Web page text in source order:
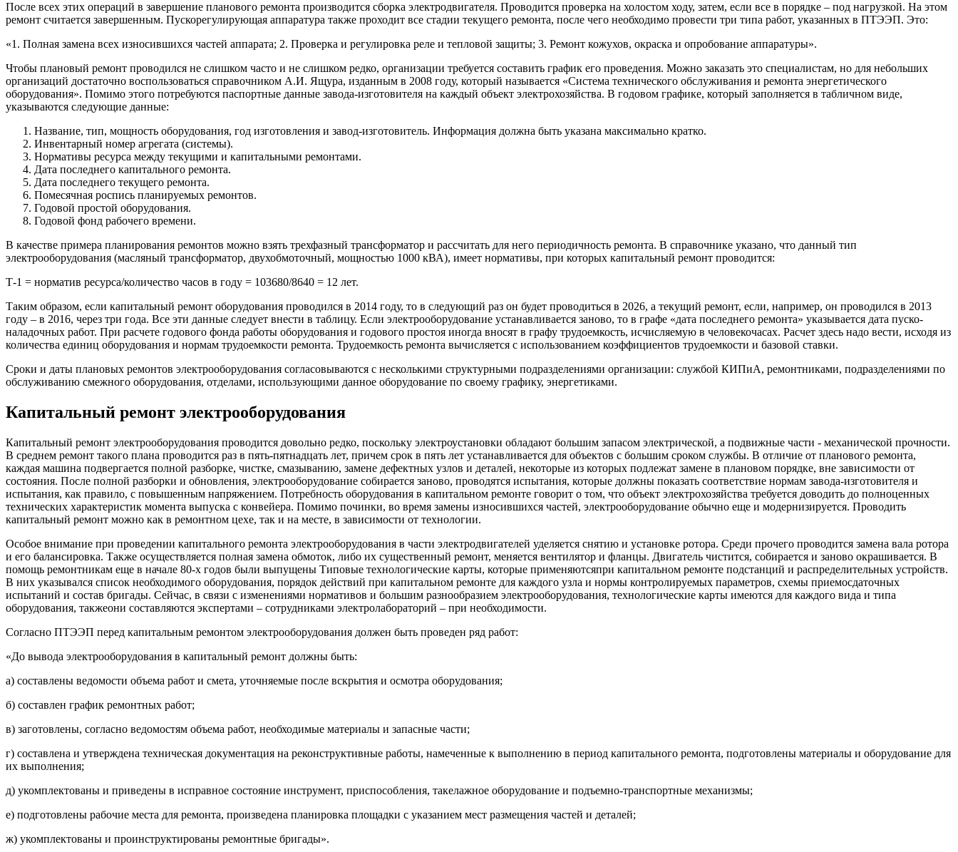
После всех этих операций в завершение планового ремонта производится сборка электродвигателя. Проводится проверка на холостом ходу, затем, если все в порядке – под нагрузкой. На этом
ремонт считается завершенным. Пускорегулирующая аппаратура также проходит все стадии текущего ремонта, после чего необходимо провести три типа работ, указанных в ПТЭЭП. Это:
«1. Полная замена всех износившихся частей аппарата; 2. Проверка и регулировка реле и тепловой защиты; 3. Ремонт кожухов, окраска и опробование аппаратуры».
Чтобы плановый ремонт проводился не слишком часто и не слишком редко, организации требуется составить график его проведения. Можно заказать это специалистам, но для небольших
организаций достаточно воспользоваться справочником А.И. Ящура, изданным в 2008 году, который называется «Система технического обслуживания и ремонта энергетического
оборудования». Помимо этого потребуются паспортные данные завода-изготовителя на каждый объект электрохозяйства. В годовом графике, который заполняется в табличном виде,
указываются следующие данные:
Название, тип, мощность оборудования, год изготовления и завод-изготовитель. Информация должна быть указана максимально кратко.
Инвентарный номер агрегата (системы).
Нормативы ресурса между текущими и капитальными ремонтами.
Дата последнего капитального ремонта.
Дата последнего текущего ремонта.
Помесячная роспись планируемых ремонтов.
Годовой простой оборудования.
Годовой фонд рабочего времени.
В качестве примера планирования ремонтов можно взять трехфазный трансформатор и рассчитать для него периодичность ремонта. В справочнике указано, что данный тип
электрооборудования (масляный трансформатор, двухобмоточный, мощностью 1000 кВА), имеет нормативы, при которых капитальный ремонт проводится:
Т-1 = норматив ресурса/количество часов в году = 103680/8640 = 12 лет.
Таким образом, если капитальный ремонт оборудования проводился в 2014 году, то в следующий раз он будет проводиться в 2026, а текущий ремонт, если, например, он проводился в 2013
году – в 2016, через три года. Все эти данные следует внести в таблицу. Если электрооборудование устанавливается заново, то в графе «дата последнего ремонта» указывается дата пуско-
наладочных работ. При расчете годового фонда работы оборудования и годового простоя иногда вносят в графу трудоемкость, исчисляемую в человекочасах. Расчет здесь надо вести, исходя из
количества единиц оборудования и нормам трудоемкости ремонта. Трудоемкость ремонта вычисляется с использованием коэффициентов трудоемкости и базовой ставки.
Сроки и даты плановых ремонтов электрооборудования согласовываются с несколькими структурными подразделениями организации: службой КИПиА, ремонтниками, подразделениями по
обслуживанию смежного оборудования, отделами, использующими данное оборудование по своему графику, энергетиками.
Капитальный ремонт электрооборудования
Капитальный ремонт электрооборудования проводится довольно редко, поскольку электроустановки обладают большим запасом электрической, а подвижные части - механической прочности.
В среднем ремонт такого плана проводится раз в пять-пятнадцать лет, причем срок в пять лет устанавливается для объектов с большим сроком службы. В отличие от планового ремонта,
каждая машина подвергается полной разборке, чистке, смазыванию, замене дефектных узлов и деталей, некоторые из которых подлежат замене в плановом порядке, вне зависимости от
состояния. После полной разборки и обновления, электрооборудование собирается заново, проводятся испытания, которые должны показать соответствие нормам завода-изготовителя и
испытания, как правило, с повышенным напряжением. Потребность оборудования в капитальном ремонте говорит о том, что объект электрохозяйства требуется доводить до полноценных
технических характеристик момента выпуска с конвейера. Помимо починки, во время замены износившихся частей, электрооборудование обычно еще и модернизируется. Проводить
капитальный ремонт можно как в ремонтном цехе, так и на месте, в зависимости от технологии.
Особое внимание при проведении капитального ремонта электрооборудования в части электродвигателей уделяется снятию и установке ротора. Среди прочего проводится замена вала ротора
и его балансировка. Также осуществляется полная замена обмоток, либо их существенный ремонт, меняется вентилятор и фланцы. Двигатель чистится, собирается и заново окрашивается. В
помощь ремонтникам еще в начале 80-х годов были выпущены Типовые технологические карты, которые применяютсяпри капитальном ремонте подстанций и распределительных устройств.
В них указывался список необходимого оборудования, порядок действий при капитальном ремонте для каждого узла и нормы контролируемых параметров, схемы приемосдаточных
испытаний и состав бригады. Сейчас, в связи с изменениями нормативов и большим разнообразием электрооборудования, технологические карты имеются для каждого вида и типа
оборудования, такжеони составляются экспертами – сотрудниками электролабораторий – при необходимости.
Согласно ПТЭЭП перед капитальным ремонтом электрооборудования должен быть проведен ряд работ:
«До вывода электрооборудования в капитальный ремонт должны быть:
а) составлены ведомости объема работ и смета, уточняемые после вскрытия и осмотра оборудования;
б) составлен график ремонтных работ;
в) заготовлены, согласно ведомостям объема работ, необходимые материалы и запасные части;
г) составлена и утверждена техническая документация на реконструктивные работы, намеченные к выполнению в период капитального ремонта, подготовлены материалы и оборудование для
их выполнения;
д) укомплектованы и приведены в исправное состояние инструмент, приспособления, такелажное оборудование и подъемно-транспортные механизмы;
е) подготовлены рабочие места для ремонта, произведена планировка площадки с указанием мест размещения частей и деталей;
ж) укомплектованы и проинструктированы ремонтные бригады».